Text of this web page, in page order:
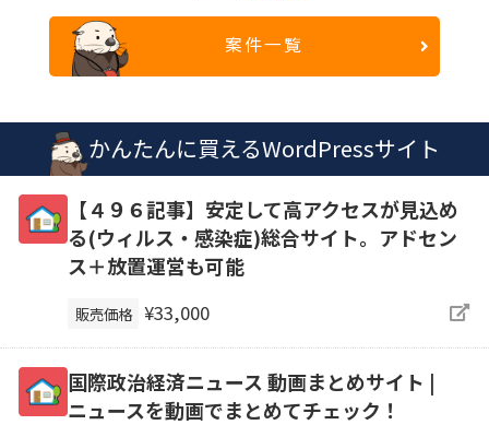
案件一覧
かんたんに買えるWordPressサイト
【４９６記事】安定して高アクセスが見込め
る(ウィルス・感染症)総合サイト。アドセン
ス＋放置運営も可能
販売価格 ¥33,000
国際政治経済ニュース 動画まとめサイト |
ニュースを動画でまとめてチェック！